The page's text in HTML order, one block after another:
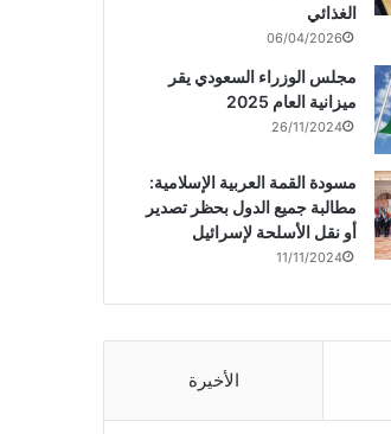
الغذائي
06/04/2026
مجلس الوزراء السعودي يقر
ميزانية العام 2025
26/11/2024
مسودة القمة العربية الإسلامية:
مطالبة جميع الدول بحظر تصدير
أو نقل الأسلحة لإسرائيل
11/11/2024
الأخيرة